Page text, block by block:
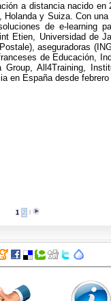
a distancia nacido
y Suiza. Con
de e-learning
Etien, Universidad de
aseguradoras
de Educación,
Group, All4Training,
en España desde febrero
1 2